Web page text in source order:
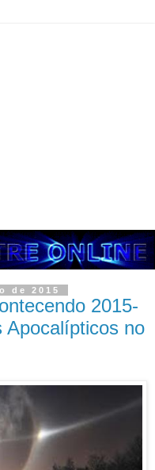
de 2015
2015-
Apocalípticos no